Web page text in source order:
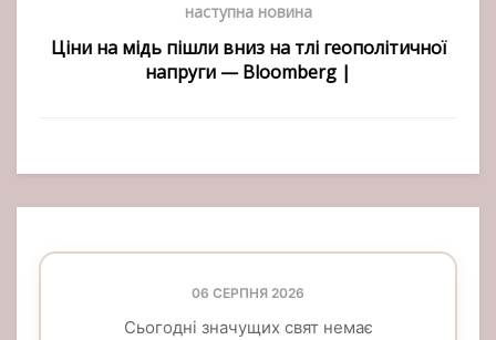
наступна новина
Ціни на мідь пішли вниз на тлі геополітичної
напруги — Bloomberg |
06 СЕРПНЯ 2026
Сьогодні значущих свят немає